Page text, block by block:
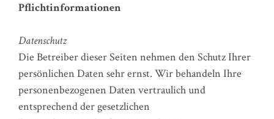
Pflichtinformationen
Datenschutz
Die Betreiber dieser Seiten nehmen den Schutz Ihrer
persönlichen Daten sehr ernst. Wir behandeln Ihre
personenbezogenen Daten vertraulich und
entsprechend der gesetzlichen